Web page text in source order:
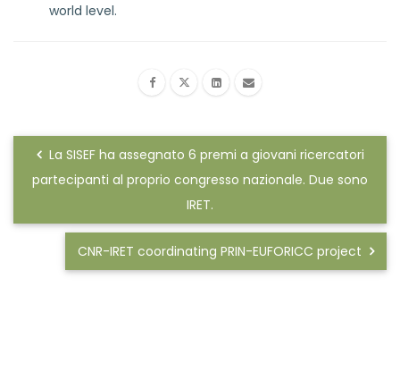
world level.
La SISEF ha assegnato 6 premi a giovani ricercatori
partecipanti al proprio congresso nazionale. Due sono
IRET.
CNR-IRET coordinating PRIN-EUFORICC project